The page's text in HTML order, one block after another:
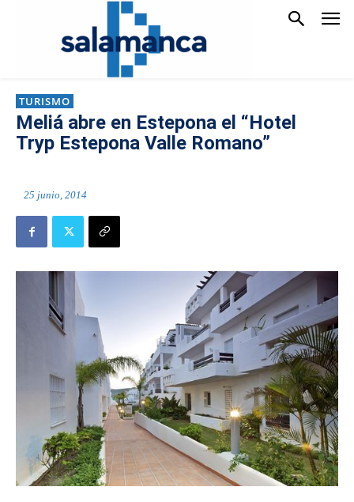
TURISMO
Meliá abre en Estepona el “Hotel
Tryp Estepona Valle Romano”
25 junio, 2014